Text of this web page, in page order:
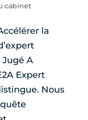
cabinet
la
A
Expert
Nous